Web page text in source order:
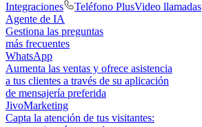
Integraciones
Teléfono PlusVideo llamadas
Agente de IA
Gestiona las preguntas
más frecuentes
WhatsApp
Aumenta las ventas y ofrece asistencia
a tus clientes a través de su aplicación
de mensajería preferida
JivoMarketing
Capta la atención de tus visitantes: